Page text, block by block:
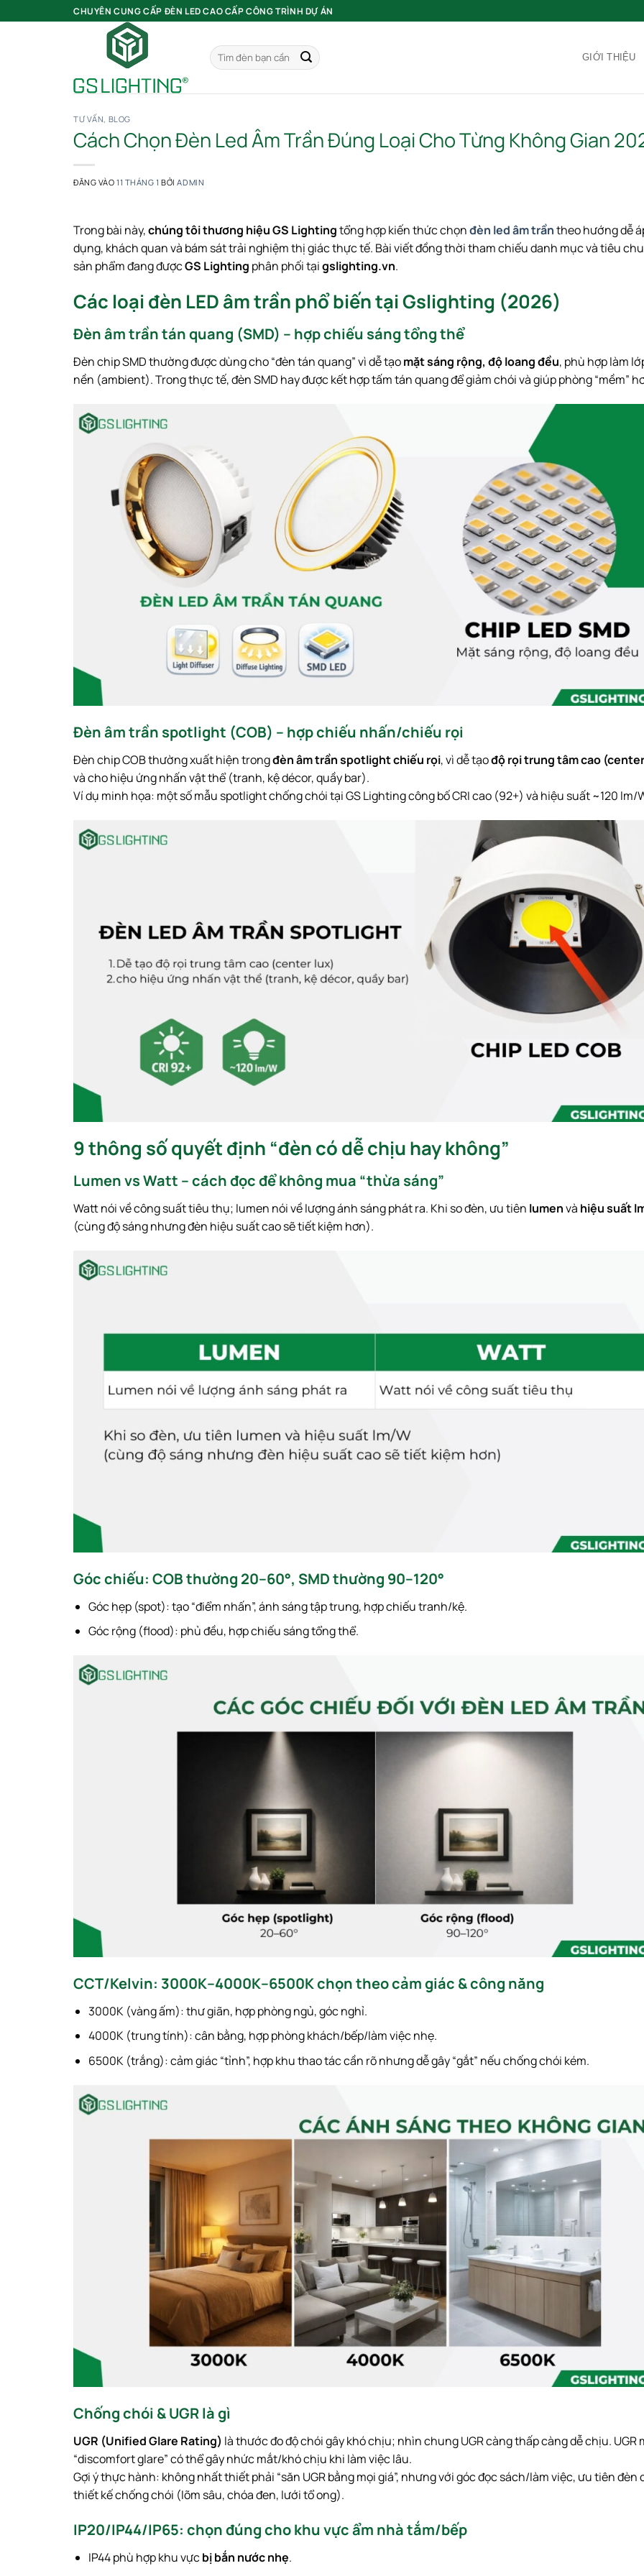
qua
CHUYÊN CUNG CẤP ĐÈN LED CAO CẤP CÔNG TRÌNH DỰ ÁN
Tìm
kiếm:
GIỚI THIỆU
TƯ VẤN, BLOG
Cách Chọn Đèn Led Âm Trần Đúng Loại Cho Từng Không Gian
ĐĂNG VÀO11 THÁNG 1 BỞIADMIN
Trong bài này,chúng tôi thương hiệu GS Lightingtổng hợp kiến thức chọnđèn led âm trầntheo hướng dễ
dụng, khách quan và bám sát trải nghiệm thị giác thực tế. Bài viết đồng thời tham chiếu danh mục và tiêu
sản phẩm đang đượcGS Lighting phân phối tạigslighting.vn.
Các loại đèn LED âm trần phổ biến tại Gslighting (2026)
Đèn âm trần tán quang (SMD) – hợp chiếu sáng tổng thể
Đèn chip SMD thường được dùng cho “đèn tán quang” vì dễ tạomặt sáng rộng, độ loang đều, phù hợp làm
nền (ambient). Trong thực tế, đèn SMD hay được kết hợp tấm tán quang để giảm chói và giúp phòng “mềm”
Đèn âm trần spotlight (COB) – hợp chiếu nhấn/chiếu rọi
Đèn chip COB thường xuất hiện trongđèn âm trần spotlight chiếu rọi, vì dễ tạođộ rọi trung tâm cao
và cho hiệu ứng nhấn vật thể (tranh, kệ décor, quầy bar).
Ví dụ minh họa: một số mẫu spotlight chống chói tại GS Lighting công bố CRI cao (92+) và hiệu suất ~120 lm/
9 thông số quyết định “đèn có dễ chịu hay không”
Lumen vs Watt – cách đọc để không mua “thừa sáng”
Watt nói về công suất tiêu thụ; lumen nói về lượng ánh sáng phát ra. Khi so đèn, ưu tiên lumenvà hiệu suất
(cùng độ sáng nhưng đèn hiệu suất cao sẽ tiết kiệm hơn).
Góc chiếu: COB thường 20–60°, SMD thường 90–120°
Góc hẹp (spot): tạo “điểm nhấn”, ánh sáng tập trung, hợp chiếu tranh/kệ.
Góc rộng (flood): phủ đều, hợp chiếu sáng tổng thể.
CCT/Kelvin: 3000K–4000K–6500K chọn theo cảm giác & công năng
3000K (vàng ấm): thư giãn, hợp phòng ngủ, góc nghỉ.
4000K (trung tính): cân bằng, hợp phòng khách/bếp/làm việc nhẹ.
6500K (trắng): cảm giác “tỉnh”, hợp khu thao tác cần rõ nhưng dễ gây “gắt” nếu chống chói kém.
Chống chói & UGR là gì
UGR (Unified Glare Rating) là thước đo độ chói gây khó chịu; nhìn chung UGR càng thấp càng dễ chịu. UGR
“discomfort glare” có thể gây nhức mắt/khó chịu khi làm việc lâu.
Gợi ý thực hành: không nhất thiết phải “săn UGR bằng mọi giá”, nhưng với góc đọc sách/làm việc, ưu tiên đèn
thiết kế chống chói (lõm sâu, chóa đen, lưới tổ ong).
IP20/IP44/IP65: chọn đúng cho khu vực ẩm nhà tắm/bếp
IP44 phù hợp khu vựcbị bắn nước nhẹ.